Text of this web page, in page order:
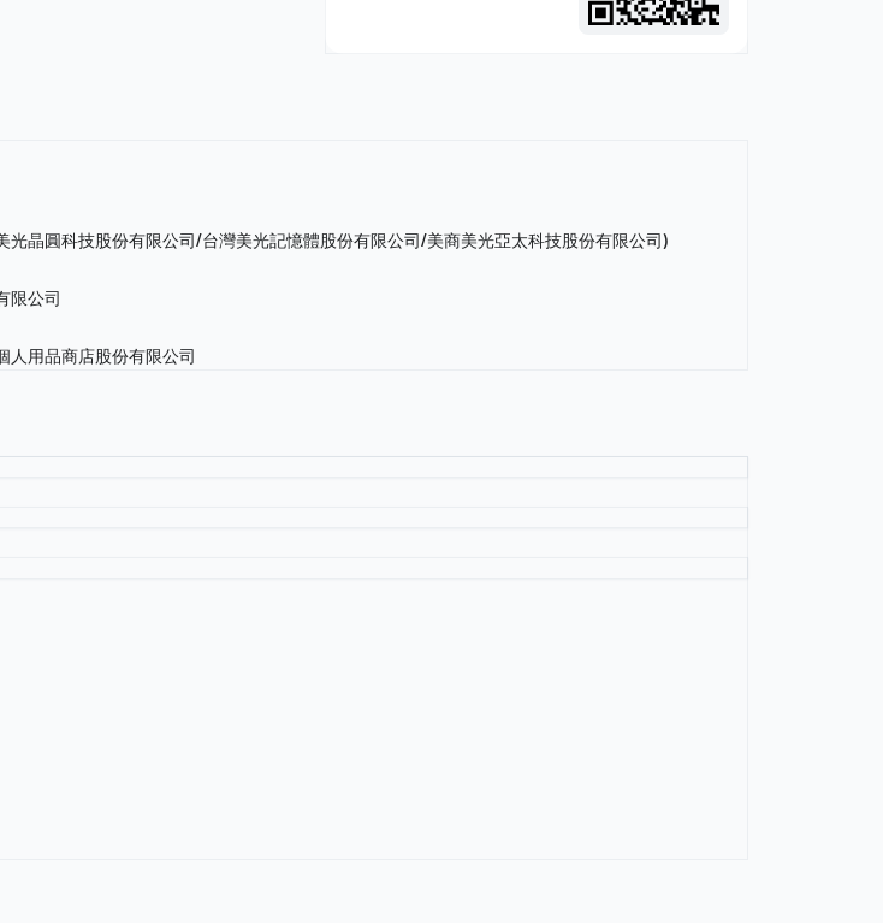
光晶圓科技股份有限公司/台灣美光記憶體股份有限公司/美商美光亞太科技股份有限公司)
限公司
人用品商店股份有限公司